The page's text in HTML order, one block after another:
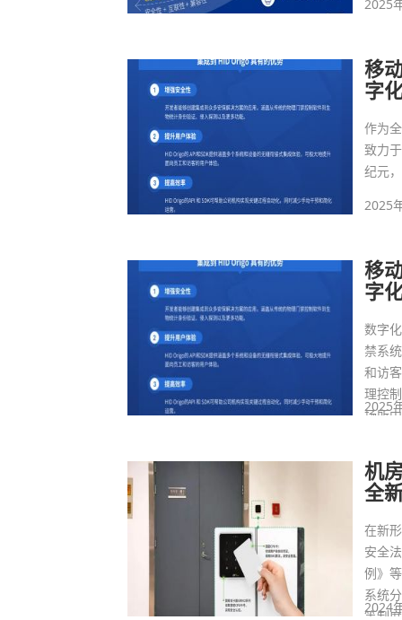
2025
移
字
作为
致力
纪元
2025
移
字
数字
禁系
和访
理控
场所
2025
机
全
在新
安全
例》
系统
等制
2024